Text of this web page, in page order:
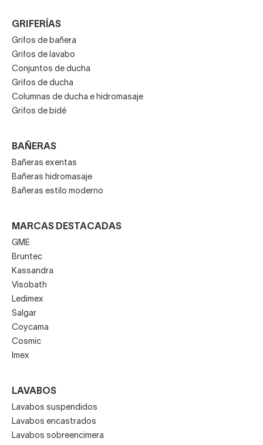
GRIFERÍAS
Grifos de bañera
Grifos de lavabo
Conjuntos de ducha
Grifos de ducha
Columnas de ducha e hidromasaje
Grifos de bidé
BAÑERAS
Bañeras exentas
Bañeras hidromasaje
Bañeras estilo moderno
MARCAS DESTACADAS
GME
Bruntec
Kassandra
Visobath
Ledimex
Salgar
Coycama
Cosmic
Imex
LAVABOS
Lavabos suspendidos
Lavabos encastrados
Lavabos sobreencimera